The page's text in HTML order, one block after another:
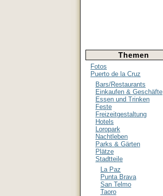
Themen
Fotos
Puerto de la Cruz
Bars/Restaurants
Einkaufen & Geschäfte
Essen und Trinken
Feste
Freizeitgestaltung
Hotels
Loropark
Nachtleben
Parks & Gärten
Plätze
Stadtteile
La Paz
Punta Brava
San Telmo
Taoro